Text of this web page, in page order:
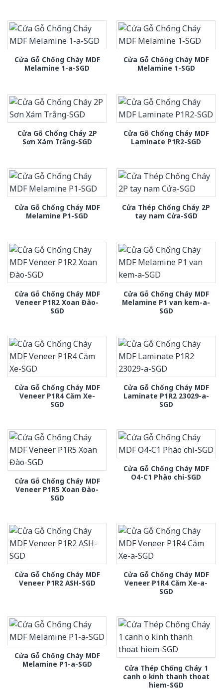
Cửa Gỗ Chống Cháy MDF
Melamine 1-a-SGD
Cửa Gỗ Chống Cháy MDF
Melamine 1-SGD
Cửa Gỗ Chống Cháy 2P
Sơn Xám Trắng-SGD
Cửa Gỗ Chống Cháy MDF
Laminate P1R2-SGD
Cửa Gỗ Chống Cháy MDF
Melamine P1-SGD
Cửa Thép Chống Cháy 2P
tay nam Cửa-SGD
Cửa Gỗ Chống Cháy MDF
Veneer P1R2 Xoan Đào-
SGD
Cửa Gỗ Chống Cháy MDF
Melamine P1 van kem-a-
SGD
Cửa Gỗ Chống Cháy MDF
Veneer P1R4 Căm Xe-
SGD
Cửa Gỗ Chống Cháy MDF
Laminate P1R2 23029-a-
SGD
Cửa Gỗ Chống Cháy MDF
Veneer P1R5 Xoan Đào-
SGD
Cửa Gỗ Chống Cháy MDF
O4-C1 Phào chi-SGD
Cửa Gỗ Chống Cháy MDF
Veneer P1R2 ASH-SGD
Cửa Gỗ Chống Cháy MDF
Veneer P1R4 Căm Xe-a-
SGD
Cửa Gỗ Chống Cháy MDF
Melamine P1-a-SGD
Cửa Thép Chống Cháy 1
canh o kinh thanh thoat
hiem-SGD